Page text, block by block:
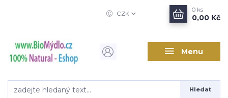
Menu
CZK
Hledat
0 ks
0,00 Kč